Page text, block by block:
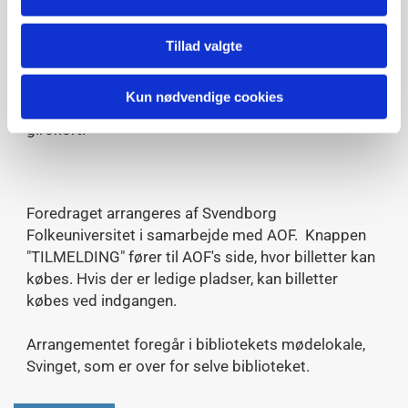
Tillad valgte
Kun nødvendige cookies
Det er desværre ikke muligt at købe billetter til
reduceret pris via AOF's side. Studerende, der
AOF (6221 7373), tilmelde sig og få tilsendt et
girokort.
Foredraget arrangeres af Svendborg
Folkeuniversitet i samarbejde med AOF. Knappen
"TILMELDING" fører til AOF's side, hvor billetter kan
købes. Hvis der er ledige pladser, kan billetter
købes ved indgangen.
Arrangementet foregår i bibliotekets mødelokale,
Svinget, som er over for selve biblioteket.